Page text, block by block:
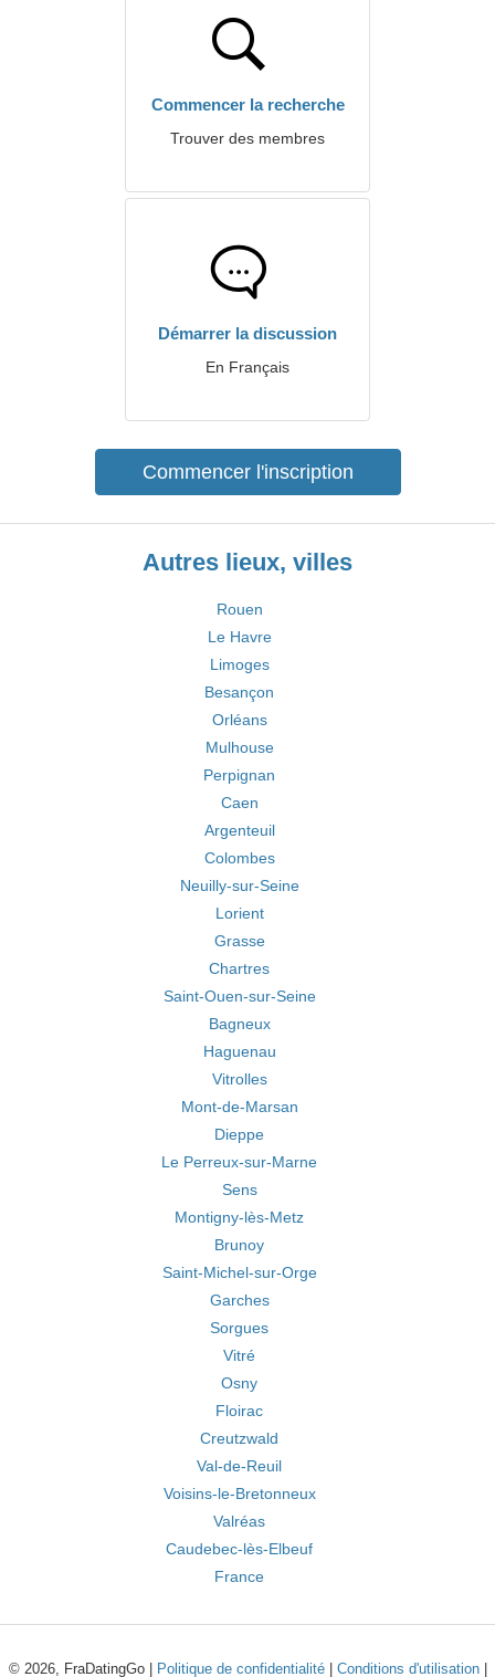
Commencer la recherche
Trouver des membres
Démarrer la discussion
En Français
Commencer l'inscription
Autres lieux, villes
Rouen
Le Havre
Limoges
Besançon
Orléans
Mulhouse
Perpignan
Caen
Argenteuil
Colombes
Neuilly-sur-Seine
Lorient
Grasse
Chartres
Saint-Ouen-sur-Seine
Bagneux
Haguenau
Vitrolles
Mont-de-Marsan
Dieppe
Le Perreux-sur-Marne
Sens
Montigny-lès-Metz
Brunoy
Saint-Michel-sur-Orge
Garches
Sorgues
Vitré
Osny
Floirac
Creutzwald
Val-de-Reuil
Voisins-le-Bretonneux
Valréas
Caudebec-lès-Elbeuf
France
© 2026, FraDatingGo | Politique de confidentialité| Conditions d'utilisation|